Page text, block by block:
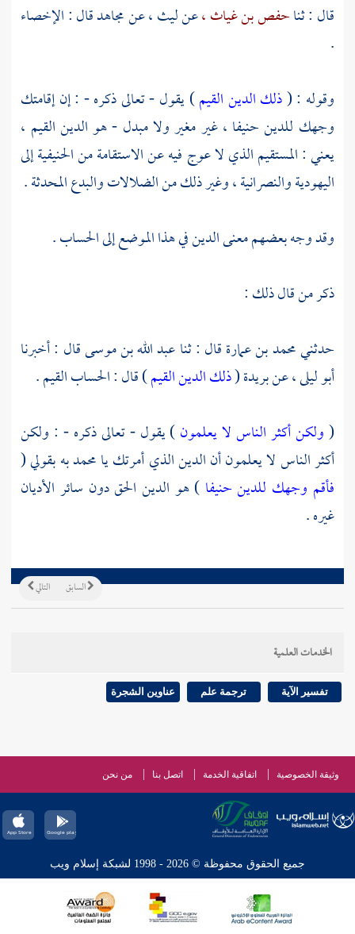
قال : ثناحفص بن غياث ،عنليث ،عنمجاهدقال : الإخصاء
.
وقوله : (ذلك الدين القيم) يقول - تعالى ذكره - : إن إقامتك
وجهك للدين حنيفا ، غير مغير ولا مبدل - هو الدين القيم ،
يعني : المستقيم الذي لا عوج فيه عن الاستقامة من الحنيفية إلى
اليهودية والنصرانية ، وغير ذلك من الضلالات والبدع المحدثة .
وقد وجه بعضهم معنى الدين في هذا الموضع إلى الحساب .
ذكر من قال ذلك :
حدثنيمحمد بن عمارةقال : ثناعبد الله بن موسىقال : أخبرنا
أبو ليلى ،عنبريدة(ذلك الدين القيم) قال : الحساب القيم .
(ولكن أكثر الناس لا يعلمون) يقول - تعالى ذكره - : ولكن
أكثر الناس لا يعلمون أن الدين الذي أمرتك يامحمدبه بقولي (
فأقم وجهك للدين حنيفا ) هو الدين الحق دون سائر الأديان
غيره .
التالي السابق
الخدمات العلمية
تفسير الآية ترجمة علم عناوين الشجرة
وثيقة الخصوصية اتفاقية الخدمة اتصل بنا من نحن
جميع الحقوق محفوظة © 2026 - 1998 لشبكة إسلام ويب